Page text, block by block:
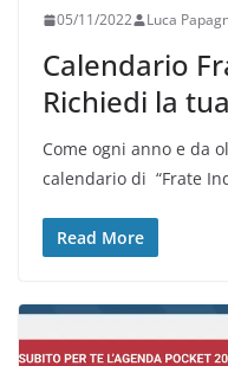
05/11/2022 Luca
Calendario
Richiedi la
Come ogni anno e da
calendario di “Frate
Read More